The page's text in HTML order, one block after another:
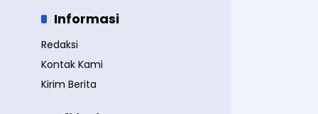
Informasi
Redaksi
Kontak Kami
Kirim Berita